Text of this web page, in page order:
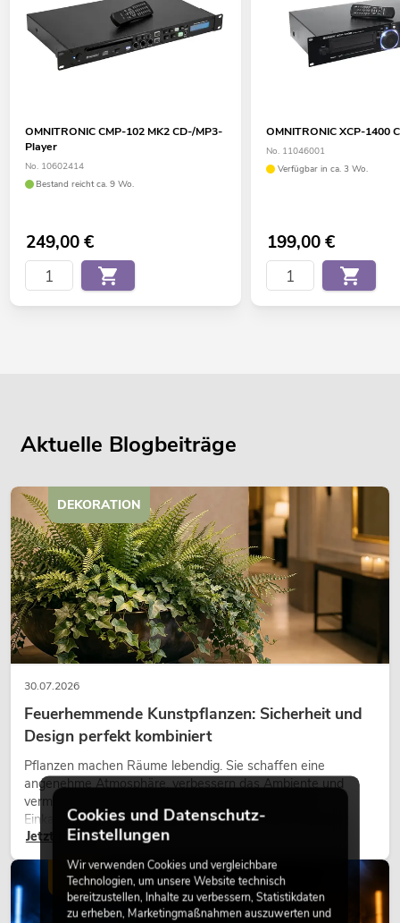
OMNITRONIC CMP-102 MK2 CD-/MP3-
Player
No. 10602414
Bestand reicht ca. 9 Wo.
249,00€
OMNITRONIC XCP-1400
No. 11046001
Verfügbar in ca. 3 Wo.
199,00€
Aktuelle Blogbeiträge
30.07.2026
Feuerhemmende Kunstpflanzen: Sicherheit und
Design perfekt kombiniert
Pflanzen machen Räume lebendig. Sie schaffen eine
angenehme Atmosphäre, verbessern das Ambiente und
vermitteln Natürlichkeit. Ob in Hotels, Restaurants,
Einkaufszentren, Bürogebäuden oder auf Messeständen:
eine hochwertige Begrünung gehört heute längst zum
modernen Raumkonzept.
Jetzt lesen
DEKORATION
LICHT
Cookies und Datenschutz-
Einstellungen
Wir verwenden Cookies und vergleichbare
Technologien, um unsere Website technisch
bereitzustellen, Inhalte zu verbessern, Statistikdaten
zu erheben, Marketingmaßnahmen auszuwerten und